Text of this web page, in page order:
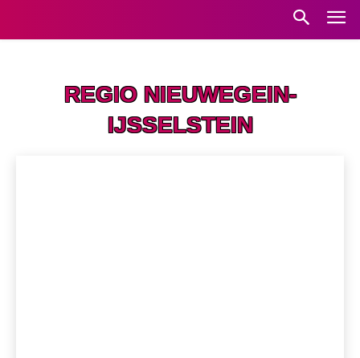
REGIO NIEUWEGEIN-
IJSSELSTEIN